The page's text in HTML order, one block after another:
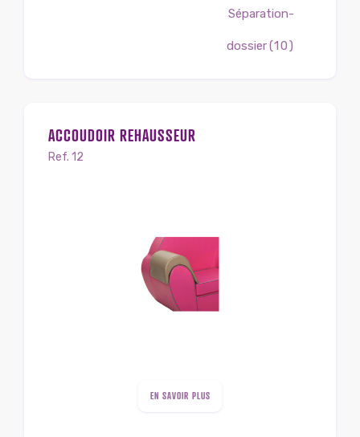
Séparation-
dossier(10)
ACCOUDOIR REHAUSSEUR
Ref. 12
EN SAVOIR PLUS